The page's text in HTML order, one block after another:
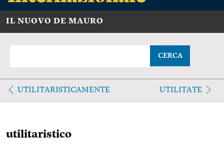
IL NUOVO DE MAURO
CERCA
UTILITARISTICAMENTE UTILITATE
utilitaristico